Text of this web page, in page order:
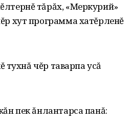
тăрăх, «Меркурий»
хут программа хатĕрленĕ
тухнă чĕр таварпа усă
пек ăнлантарса панă: